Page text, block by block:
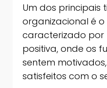
Um dos principais
organizacional é
caracterizado
positiva, onde os
sentem
satisfeitos com o